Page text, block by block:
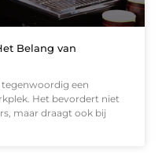
Belang van
een
Het bevordert niet
maar draagt ook bij